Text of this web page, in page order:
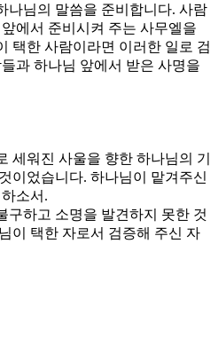
나님의 말씀을 준비합니다. 사람
에서 준비시켜 주는 사무엘을
택한 사람이라면 이러한 일로 검
과 하나님 앞에서 받은 사명을
세워진 사울을 향한 하나님의 기
이었습니다. 하나님이 맡겨주신
소서.
구하고 소명을 발견하지 못한 것
이 택한 자로서 검증해 주신 자